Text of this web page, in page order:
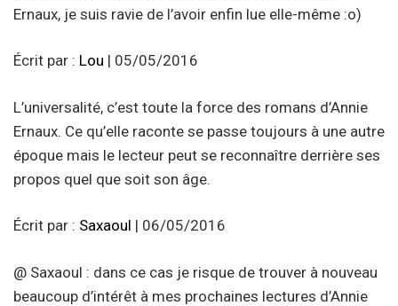
Ernaux, je suis ravie de l’avoir enfin lue elle-même :o)
Écrit par : Lou | 05/05/2016
L’universalité, c’est toute la force des romans d’Annie
Ernaux. Ce qu’elle raconte se passe toujours à une autre
époque mais le lecteur peut se reconnaître derrière ses
propos quel que soit son âge.
Écrit par : Saxaoul | 06/05/2016
@ Saxaoul : dans ce cas je risque de trouver à nouveau
beaucoup d’intérêt à mes prochaines lectures d’Annie